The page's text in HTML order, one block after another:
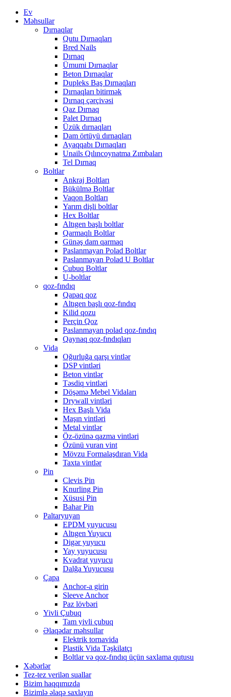
Ev
Məhsullar
Dırnaqlar
Qutu Dırnaqları
Bred Nails
Dırnaq
Ümumi Dırnaqlar
Beton Dırnaqlar
Dupleks Baş Dırnaqları
Dırnaqları bitirmək
Dırnaq çərçivəsi
Qaz Dırnaq
Palet Dırnaq
Üzük dırnaqları
Dam örtüyü dırnaqları
Ayaqqabı Dırnaqları
Unails Qılıncoynatma Zımbaları
Tel Dırnaq
Boltlar
Ankraj Boltları
Bükülmə Boltlar
Vaqon Boltları
Yarım dişli boltlar
Hex Boltlar
Altıgen başlı boltlar
Qarmaqlı Boltlar
Günəş dam qarmaq
Paslanmayan Polad Boltlar
Paslanmayan Polad U Boltlar
Çubuq Boltlar
U-boltlar
qoz-fındıq
Qapaq qoz
Altıgen başlı qoz-fındıq
Kilid qozu
Perçin Qoz
Paslanmayan polad qoz-fındıq
Qaynaq qoz-fındıqları
Vida
Oğurluğa qarşı vintlər
DSP vintləri
Beton vintlər
Təsdiq vintləri
Döşəmə Mebel Vidaları
Drywall vintləri
Hex Başlı Vida
Maşın vintləri
Metal vintlər
Öz-özünə qazma vintləri
Özünü vuran vint
Mövzu Formalaşdıran Vida
Taxta vintlər
Pin
Clevis Pin
Knurling Pin
Xüsusi Pin
Bahar Pin
Paltaryuyan
EPDM yuyucusu
Altıgen Yuyucu
Digər yuyucu
Yay yuyucusu
Kvadrat yuyucu
Dalğa Yuyucusu
Çapa
Anchor-a girin
Sleeve Anchor
Paz lövbəri
Yivli Çubuq
Tam yivli çubuq
Əlaqədar məhsullar
Elektrik tornavida
Plastik Vida Təşkilatçı
Boltlar və qoz-fındıq üçün saxlama qutusu
Xəbərlər
Tez-tez verilən suallar
Bizim haqqımızda
Bizimlə əlaqə saxlayın